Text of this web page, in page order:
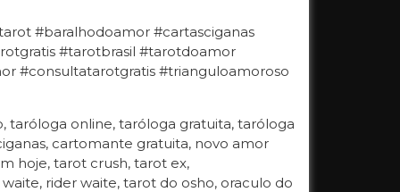
#baralhodoamor #cartasciganas
#tarotbrasil #tarotdoamor
#consultatarotgratis #trianguloamoroso
taróloga online, taróloga gratuita, taróloga
cartomante gratuita, novo amor
hoje, tarot crush, tarot ex,
rider waite, tarot do osho, oraculo do